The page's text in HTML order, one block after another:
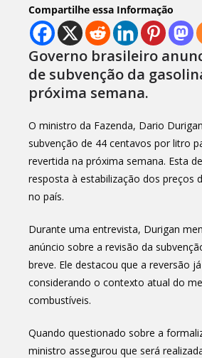
Compartilhe essa Informação
Governo brasileiro
de subvenção da
próxima semana.
O ministro da Fazenda, Dario
subvenção de 44 centavos por litro
revertida na próxima semana. Esta
resposta à estabilização dos preços
no país.
Durante uma entrevista, Durigan
anúncio sobre a revisão da
breve. Ele destacou que a reversão
considerando o contexto atual do
combustíveis.
Quando questionado sobre a
ministro assegurou que será